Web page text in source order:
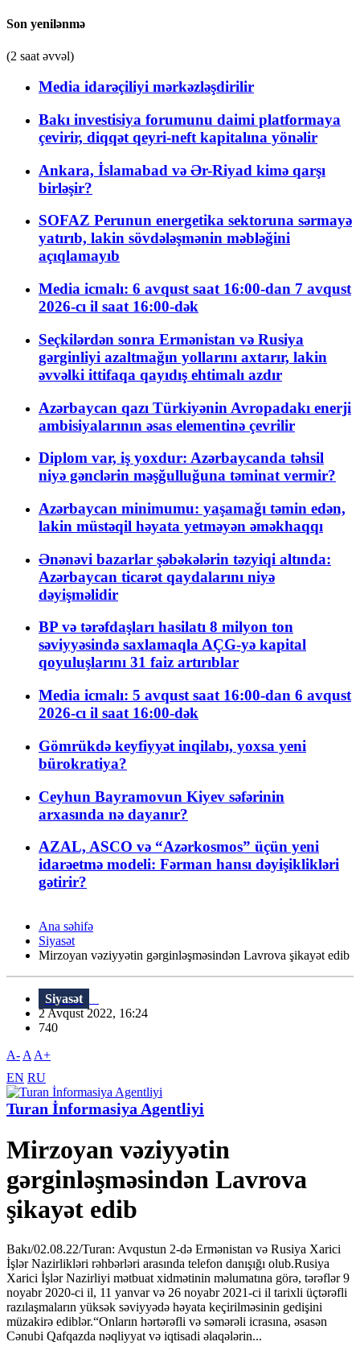
Son yenilənmə
(2 saat əvvəl)
Media idarəçiliyi mərkəzləşdirilir
Bakı investisiya forumunu daimi platformaya
çevirir, diqqət qeyri-neft kapitalına yönəlir
Ankara, İslamabad və Ər-Riyad kimə qarşı
birləşir?
SOFAZ Perunun energetika sektoruna sərmayə
yatırıb, lakin sövdələşmənin məbləğini
açıqlamayıb
Media icmalı: 6 avqust saat 16:00-dan 7 avqust
2026-cı il saat 16:00-dək
Seçkilərdən sonra Ermənistan və Rusiya
gərginliyi azaltmağın yollarını axtarır, lakin
əvvəlki ittifaqa qayıdış ehtimalı azdır
Azərbaycan qazı Türkiyənin Avropadakı enerji
ambisiyalarının əsas elementinə çevrilir
Diplom var, iş yoxdur: Azərbaycanda təhsil
niyə gənclərin məşğulluğuna təminat vermir?
Azərbaycan minimumu: yaşamağı təmin edən,
lakin müstəqil həyata yetməyən əməkhaqqı
Ənənəvi bazarlar şəbəkələrin təzyiqi altında:
Azərbaycan ticarət qaydalarını niyə
dəyişməlidir
BP və tərəfdaşları hasilatı 8 milyon ton
səviyyəsində saxlamaqla AÇG-yə kapital
qoyuluşlarını 31 faiz artırıblar
Media icmalı: 5 avqust saat 16:00-dan 6 avqust
2026-cı il saat 16:00-dək
Gömrükdə keyfiyyət inqilabı, yoxsa yeni
bürokratiya?
Ceyhun Bayramovun Kiyev səfərinin
arxasında nə dayanır?
AZAL, ASCO və “Azərkosmos” üçün yeni
idarəetmə modeli: Fərman hansı dəyişiklikləri
gətirir?
Ana səhifə
Siyasət
Mirzoyan vəziyyətin gərginləşməsindən Lavrova şikayət edib
Siyasət
2 Avqust 2022, 16:24
740
A- A A+
EN RU
Turan İnformasiya Agentliyi
Mirzoyan vəziyyətin
gərginləşməsindən Lavrova
şikayət edib
Bakı/02.08.22/Turan: Avqustun 2-də Ermənistan və Rusiya Xarici
İşlər Nazirlikləri rəhbərləri arasında telefon danışığı olub.Rusiya
Xarici İşlər Nazirliyi mətbuat xidmətinin məlumatına görə, tərəflər 9
noyabr 2020-ci il, 11 yanvar və 26 noyabr 2021-ci il tarixli üçtərəfli
razılaşmaların yüksək səviyyədə həyata keçirilməsinin gedişini
müzakirə ediblər.“Onların hərtərəfli və səmərəli icrasına, əsasən
Cənubi Qafqazda nəqliyyat və iqtisadi əlaqələrin...